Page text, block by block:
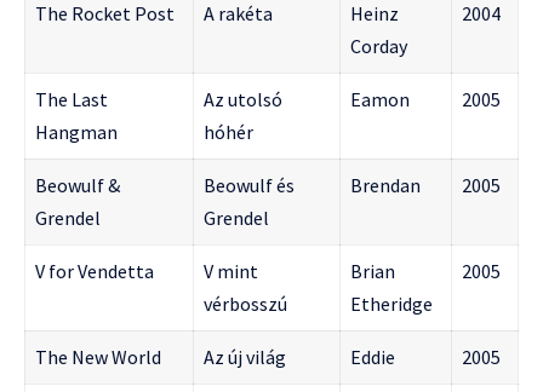
The Rocket Post A rakéta
Heinz
Corday
2004
The Last
Hangman
Az utolsó
hóhér
Eamon 2005
Beowulf &
Grendel
Beowulf és
Grendel
Brendan 2005
V for Vendetta
V mint
vérbosszú
Brian
Etheridge
2005
The New World Az új világ Eddie 2005